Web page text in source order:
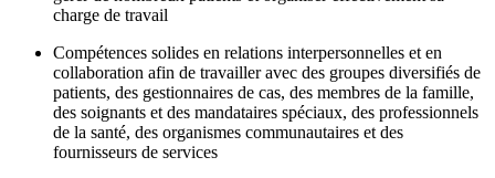
charge de travail
Compétences solides en relations interpersonnelles et en
collaboration afin de travailler avec des groupes diversifiés de
patients, des gestionnaires de cas, des membres de la famille,
des soignants et des mandataires spéciaux, des professionnels
de la santé, des organismes communautaires et des
fournisseurs de services